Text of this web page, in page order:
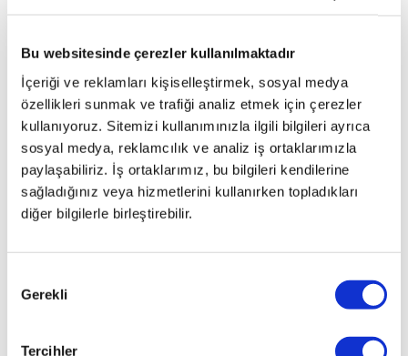
Bu websitesinde çerezler kullanılmaktadır
İçeriği ve reklamları kişiselleştirmek, sosyal medya
özellikleri sunmak ve trafiği analiz etmek için çerezler
kullanıyoruz. Sitemizi kullanımınızla ilgili bilgileri ayrıca
sosyal medya, reklamcılık ve analiz iş ortaklarımızla
paylaşabiliriz. İş ortaklarımız, bu bilgileri kendilerine
sağladığınız veya hizmetlerini kullanırken topladıkları
diğer bilgilerle birleştirebilir.
Seçimi
Gerekli
Tercihler
kabin
panoramik
cam tavan,
yolculukların
daha
huzurlu
ve
ferah
sağlayacak.
katlanan
10